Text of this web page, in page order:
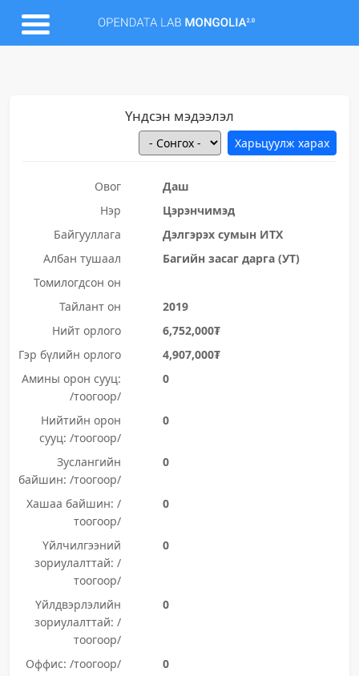
Үндсэн мэдээлэл
Овог
Даш
Нэр
Цэрэнчимэд
Байгууллага
Дэлгэрэх сумын ИТХ
Албан тушаал
Багийн засаг дарга (УТ)
Томилогдсон он
Тайлант он
2019
Нийт орлого
6,752,000₮
Гэр бүлийн орлого
4,907,000₮
Амины орон сууц:
/тоогоор/
0
Нийтийн орон
сууц: /тоогоор/
0
Зуслангийн
байшин: /тоогоор/
0
Хашаа байшин: /
тоогоор/
0
Үйлчилгээний
зориулалттай: /
тоогоор/
0
Үйлдвэрлэлийн
зориулалттай: /
тоогоор/
0
Оффис: /тоогоор/
0